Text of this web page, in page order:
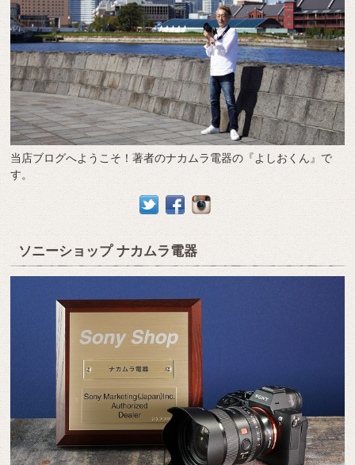
当店ブログへようこそ！著者のナカムラ電器の『よしおくん』で
す。
ソニーショップ ナカムラ電器